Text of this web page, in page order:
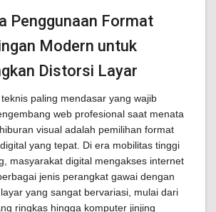
Penggunaan Format
Modern untuk
Distorsi Layar
paling mendasar yang wajib
web profesional saat menata
visual adalah pemilihan format
yang tepat. Di era mobilitas tinggi
masyarakat digital mengakses internet
jenis perangkat gawai dengan
yang sangat bervariasi, mulai dari
ringkas hingga komputer jinjing